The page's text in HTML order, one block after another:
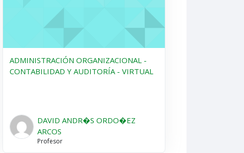
ADMINISTRACIÓN ORGANIZACIONAL -
CONTABILIDAD Y AUDITORÍA - VIRTUAL
DAVID ANDR�S ORDO�EZ
ARCOS
Profesor